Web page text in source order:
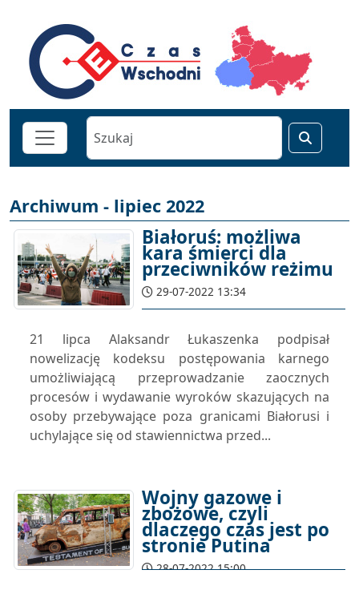
Archiwum - lipiec 2022
Białoruś: możliwa
kara śmierci dla
przeciwników reżimu
29-07-2022 13:34
21 lipca Alaksandr Łukaszenka podpisał
nowelizację kodeksu postępowania karnego
umożliwiającą przeprowadzanie zaocznych
procesów i wydawanie wyroków skazujących na
osoby przebywające poza granicami Białorusi i
uchylające się od stawiennictwa przed...
Wojny gazowe i
zbożowe, czyli
dlaczego czas jest po
stronie Putina
28-07-2022 15:00